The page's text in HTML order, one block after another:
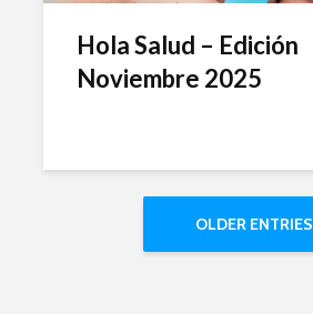
Hola Salud – Edición
Noviembre 2025
OLDER ENTRIES